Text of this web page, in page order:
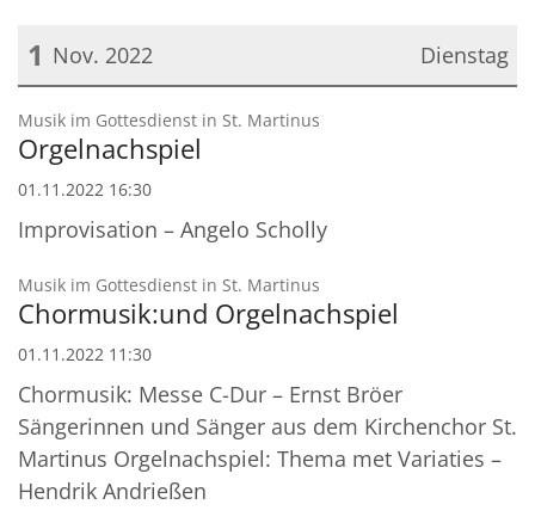
Dienstag
1 Nov. 2022
Datum: 1. November 2022
Musik im Gottesdienst in St. Martinus
Orgelnachspiel
01.11.2022 16:30
Improvisation – Angelo Scholly
Musik im Gottesdienst in St. Martinus
Chormusik:und Orgelnachspiel
01.11.2022 11:30
Chormusik: Messe C-Dur – Ernst Bröer
Sängerinnen und Sänger aus dem Kirchenchor St.
Martinus Orgelnachspiel: Thema met Variaties –
Hendrik Andrießen